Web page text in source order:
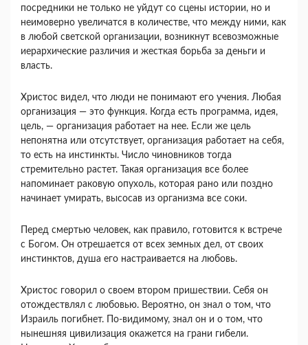
посредники не только не уйдут со сцены истории, но и
неимоверно увеличатся в количестве, что между ними, как
в любой светской организации, возникнут всевоз­можные
иерархические различия и жесткая борьба за деньги и
власть.
Христос видел, что люди не понимают его учения. Любая
организация — это функция. Когда есть про­грамма, идея,
цель, — организация работает на нее. Если же цель
непонятна или отсутствует, организация работает на себя,
то есть на инстинкты. Число чинов­ников тогда
стремительно растет. Такая организация все более
напоминает раковую опухоль, которая рано или поздно
начинает умирать, высосав из организма все соки.
Перед смертью человек, как правило, готовится к встрече
с Богом. Он отрешается от всех земных дел, от своих
инстинктов, душа его настраивается на любовь.
Христос говорил о своем втором пришествии. Себя он
отождествлял с любовью. Вероятно, он знал о том, что
Израиль погибнет. По-видимому, знал он и о том, что
нынешняя цивилизация окажется на грани гибели.